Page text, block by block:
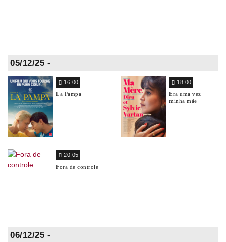
05/12/25 -
16:00
La Pampa
18:00
Era uma vez
minha mãe
20:05
Fora de controle
06/12/25 -